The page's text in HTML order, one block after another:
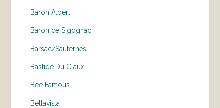
Baron Albert
Baron de Sigognac
Barsac/Sauternes
Bastide Du Claux
Bee Famous
Bellavista